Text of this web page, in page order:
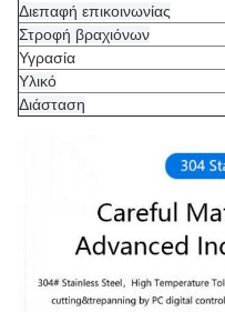
Διεπαφή επικοινωνίας
Στροφή βραχιόνων
Υγρασία
Υλικό
Διάσταση